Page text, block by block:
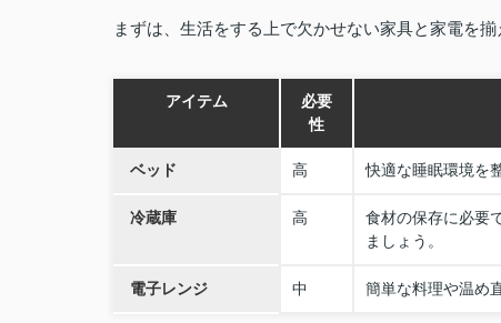
まずは、生活をする上で欠かせない家具と家電を
アイテム
必要
性
ベッド 高 快適な睡眠環境を
冷蔵庫 高
食材の保存に必要
ましょう。
電子レンジ 中 簡単な料理や温め